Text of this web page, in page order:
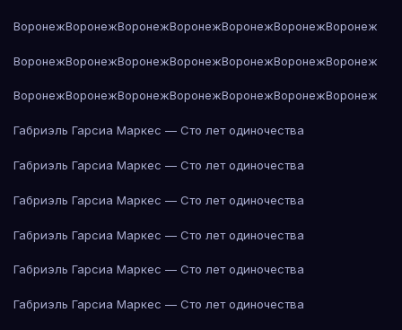
ВоронежВоронежВоронежВоронежВоронежВоронежВоронеж
ВоронежВоронежВоронежВоронежВоронежВоронежВоронеж
ВоронежВоронежВоронежВоронежВоронежВоронежВоронеж
Габриэль Гарсиа Маркес — Сто лет одиночества
Габриэль Гарсиа Маркес — Сто лет одиночества
Габриэль Гарсиа Маркес — Сто лет одиночества
Габриэль Гарсиа Маркес — Сто лет одиночества
Габриэль Гарсиа Маркес — Сто лет одиночества
Габриэль Гарсиа Маркес — Сто лет одиночества